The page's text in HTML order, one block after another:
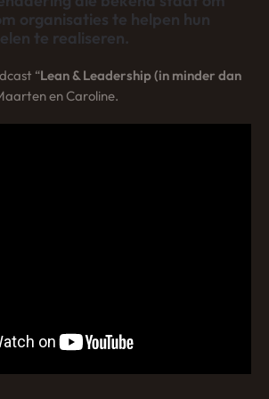
organisaties te helpen hun
te realiseren.
“Lean & Leadership (in minder dan
en Caroline.